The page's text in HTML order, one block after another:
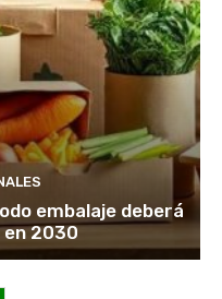
embalaje deberá
2030